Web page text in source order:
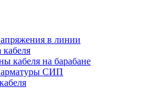
в линии
кабеля
кабеля на барабане
арматуры СИП